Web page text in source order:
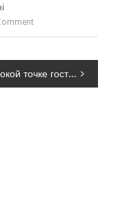
На самой высокой точке гостиницы Парус установили флаг Украины